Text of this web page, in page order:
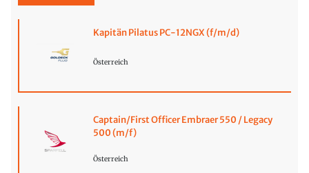
Kapitän Pilatus PC-12NGX (f/m/d)
Österreich
Captain/First Officer Embraer 550 / Legacy
500 (m/f)
Österreich